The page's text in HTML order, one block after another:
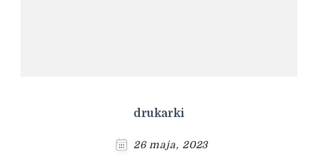
drukarki
26 maja, 2023